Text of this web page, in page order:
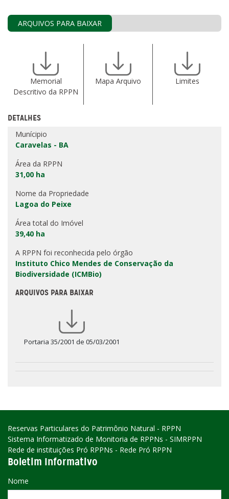
ARQUIVOS PARA BAIXAR
Memorial
Descritivo da RPPN
Mapa Arquivo Limites
DETALHES
Munícipio
Caravelas - BA
Área da RPPN
31,00 ha
Nome da Propriedade
Lagoa do Peixe
Área total do Imóvel
39,40 ha
A RPPN foi reconhecida pelo órgão
Instituto Chico Mendes de Conservação da
Biodiversidade (ICMBio)
ARQUIVOS PARA BAIXAR
Portaria 35/2001 de 05/03/2001
Reservas Particulares do Patrimônio Natural - RPPN
Sistema Informatizado de Monitoria de RPPNs - SIMRPPN
Rede de instituições Pró RPPNs - Rede Pró RPPN
Boletim Informativo
Nome